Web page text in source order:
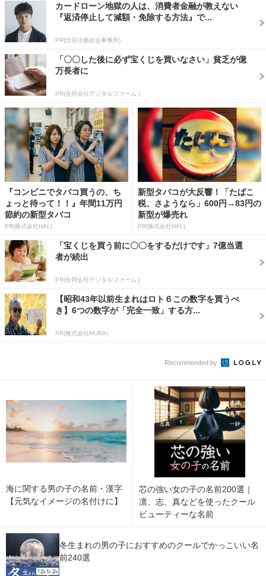
カードローン地獄の人は、消費者金融が教えない
『返済停止して減額・免除する方法』で...
PR(渋谷法務総合事務所)
「〇〇した後に必ず宝くじを買いなさい」貧乏が億
万長者に
PR(合同会社デジタルファーム )
『コンビニでタバコ買うの、ち
ょっと待って！！』年間11万円
節約の新型タバコ
PR(株式会社HAL)
新型タバコが大反響！「たばこ
税、さようなら」600円→83円の
新型が爆売れ
PR(株式会社HAL)
「宝くじを買う前に〇〇をするだけです」7億当選
者が続出
PR(合同会社デジタルファーム )
【昭和43年以前生まれはロト６この数字を買うべ
き】6つの数字が「完全一致」する方...
PR(株式会社MURA)
Recommended by
海に関する男の子の名前・漢字
【元気なイメージの名付けに】
芯の強い女の子の名前200選｜
凛、志、真などを使ったクール
ビューティーな名前
冬生まれの男の子におすすめのクールでかっこいい名
前240選